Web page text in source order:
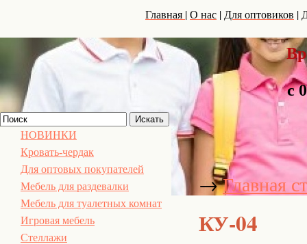
Главная | О нас | Для оптовиков |
с
НОВИНКИ
Кровать-чердак
Для оптовых покупателей
Мебель для раздевалки
Мебель для туалетных комнат
Игровая мебель
Стеллажи
→Главная
КУ-04